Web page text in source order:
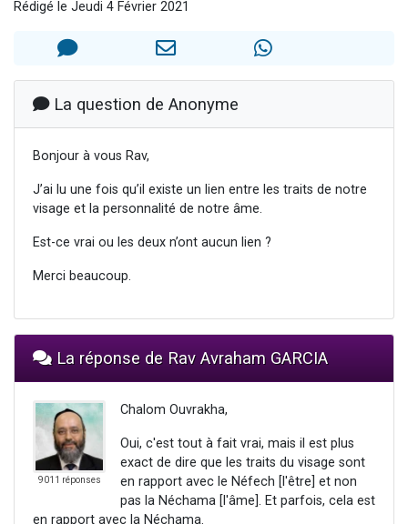
3 personnes viennent de faire un don pour Diane, 80 ans, dans un appartement insalubre
5 personnes viennent de faire un don pour Reloger Rivka, 6 enfants, victime de violences...
Rédigé le Jeudi 4 Février 2021
La question de Anonyme
Bonjour à vous Rav,
J’ai lu une fois qu’il existe un lien entre les traits de notre
visage et la personnalité de notre âme.
Est-ce vrai ou les deux n’ont aucun lien ?
Merci beaucoup.
La réponse de Rav Avraham GARCIA
9011 réponses
Chalom Ouvrakha,
Oui, c'est tout à fait vrai, mais il est plus
exact de dire que les traits du visage sont
en rapport avec le Néfech [l'être] et non
pas la Néchama [l'âme]. Et parfois, cela est
en rapport avec la Néchama.